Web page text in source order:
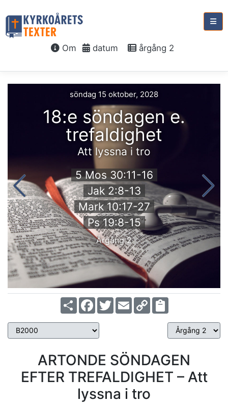
Om datum årgång 2
söndag 15 oktober, 2028
18:e söndagen e.
trefaldighet
Att lyssna i tro
5 Mos 30:11-16
Jak 2:8-13
Mark 10:17-27
Ps 19:8-15
Årgång 2
ShareFacebook
TwitterEmailCopy
Link
ARTONDE SÖNDAGEN
EFTER TREFALDIGHET – Att
lyssna i tro